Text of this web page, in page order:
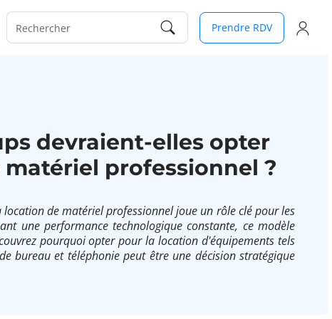
Rechercher Prendre RDV
devraient-elles opter
professionnel ?
de matériel professionnel joue un rôle clé pour les
une performance technologique constante, ce modèle
pourquoi opter pour la location d'équipements tels
bureau et téléphonie peut être une décision stratégique